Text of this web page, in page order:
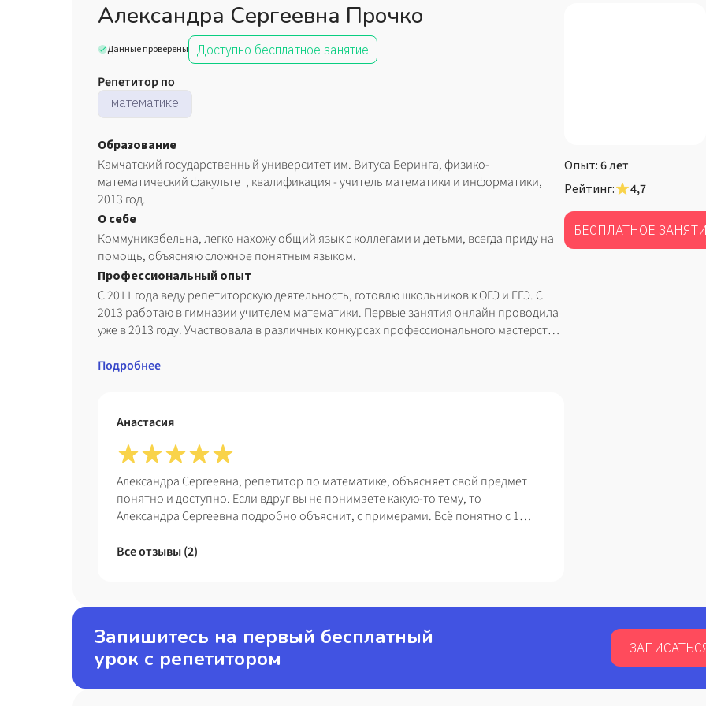
Александра Сергеевна Прочко
Данные проверены Доступно бесплатное занятие
Репетитор по
математике
Образование
Камчатский государственный университет им. Витуса Беринга, физико-
математический факультет, квалификация - учитель математики и информатики,
2013 год.
О себе
Коммуникабельна, легко нахожу общий язык с коллегами и детьми, всегда приду на
помощь, объясняю сложное понятным языком.
Профессиональный опыт
С 2011 года веду репетиторскую деятельность, готовлю школьников к ОГЭ и ЕГЭ. С
2013 работаю в гимназии учителем математики. Первые занятия онлайн проводила
уже в 2013 году. Участвовала в различных конкурсах профессионального мастерства,
Подробнее
Анастасия
Александра Сергеевна, репетитор по математике, объясняет свой предмет
понятно и доступно. Если вдруг вы не понимаете какую-то тему, то
Александра Сергеевна подробно объяснит, с примерами. Всё понятно с 1
Все отзывы (2)
Опыт:6 лет
Рейтинг:
4,7
БЕСПЛАТНОЕ
Запишитесь на первый бесплатный
урок с репетитором